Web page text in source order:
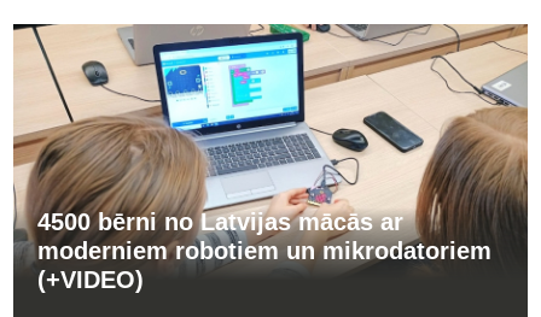
4500 bērni no Latvijas mācās ar
moderniem robotiem un mikrodatoriem
(+VIDEO)